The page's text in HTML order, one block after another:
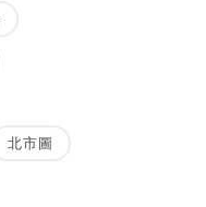
北市圖